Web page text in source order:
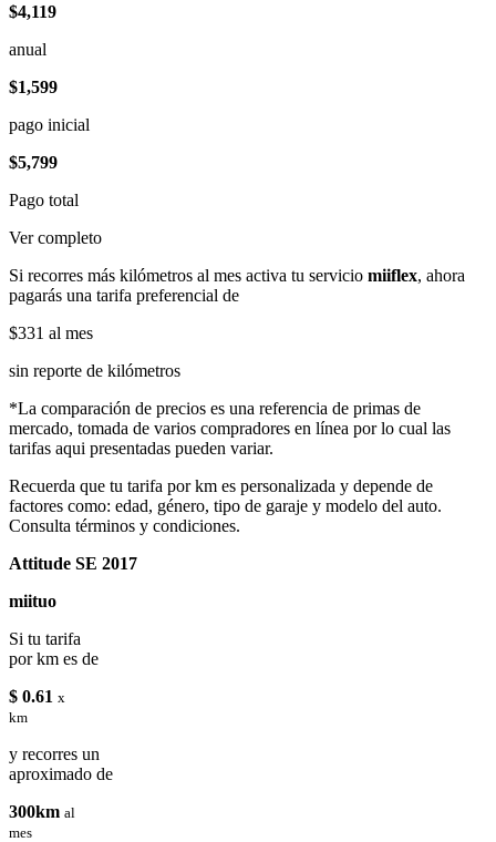
$4,119
anual
$1,599
pago inicial
$5,799
Pago total
Ver completo
Si recorres más kilómetros al mes activa tu servicio miiflex, ahora
pagarás una tarifa preferencial de
$331 al mes
sin reporte de kilómetros
*La comparación de precios es una referencia de primas de
mercado, tomada de varios compradores en línea por lo cual las
tarifas aqui presentadas pueden variar.
Recuerda que tu tarifa por km es personalizada y depende de
factores como: edad, género, tipo de garaje y modelo del auto.
Consulta términos y condiciones.
Attitude SE 2017
miituo
Si tu tarifa
por km es de
$ 0.61 x
km
y recorres un
aproximado de
300km al
mes